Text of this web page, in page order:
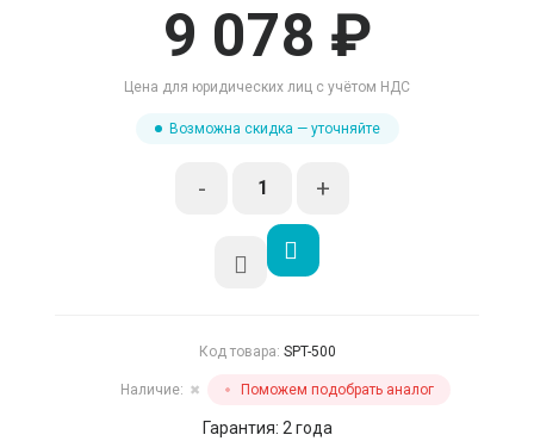
9 078 ₽
Цена для юридических лиц с учётом НДС
Возможна скидка — уточняйте
- +
Код товара: SPT-500
Наличие: ✖ Поможем подобрать аналог
Гарантия: 2 года